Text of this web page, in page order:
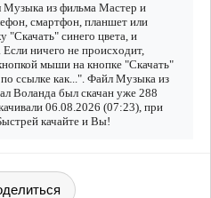
Музыка из фильма Мастер и
смартфон, планшет или
"Скачать" синего цвета, и
Если ничего не происходит,
мыши на кнопке "Скачать"
ссылке как...". Файл Музыка из
Воланда был скачан уже 288
06.08.2026 (07:23), при
качайте и Вы!